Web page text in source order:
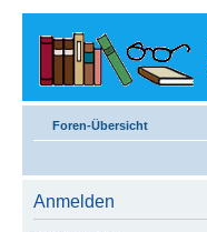
Foren-Übersicht
Anmelden